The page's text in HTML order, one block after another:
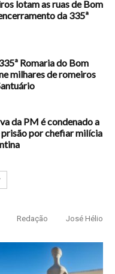
lotam as ruas de Bom
da 335ª
Romaria do Bom
milhares de romeiros
da PM é condenado a
prisão por chefiar milícia
Redação José Hélio